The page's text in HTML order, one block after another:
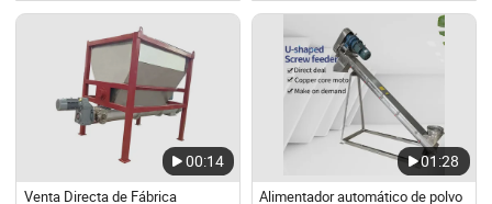
00:14
Venta Directa de Fábrica
01:28
Alimentador automático de polvo